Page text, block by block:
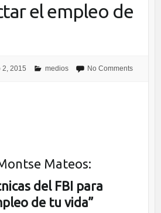
el empleo de
2, 2015 medios No Comments
Mateos:
del FBI para
de tu vida”